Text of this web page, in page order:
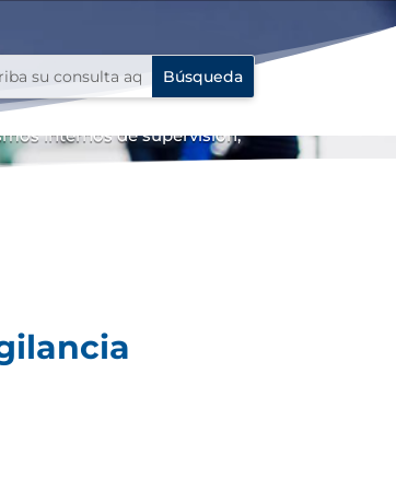
internos de supervisión,